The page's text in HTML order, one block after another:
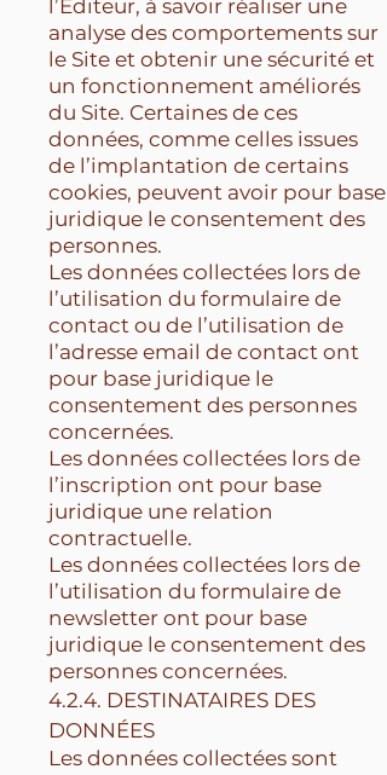
l’Éditeur, à savoir réaliser une
analyse des comportements sur
le Site et obtenir une sécurité et
un fonctionnement améliorés
du Site. Certaines de ces
données, comme celles issues
de l’implantation de certains
cookies, peuvent avoir pour base
juridique le consentement des
personnes.
Les données collectées lors de
l’utilisation du formulaire de
contact ou de l’utilisation de
l’adresse email de contact ont
pour base juridique le
consentement des personnes
concernées.
Les données collectées lors de
l’inscription ont pour base
juridique une relation
contractuelle.
Les données collectées lors de
l’utilisation du formulaire de
newsletter ont pour base
juridique le consentement des
personnes concernées.
4.2.4. DESTINATAIRES DES
DONNÉES
Les données collectées sont